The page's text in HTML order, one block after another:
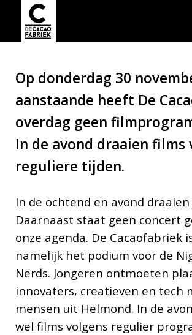
Op donderdag 30
aanstaande heeft De
overdag geen
In de avond draaien films
reguliere tijden.
In de ochtend en avond
Daarnaast staat geen concert
onze agenda. De Cacaofabriek
namelijk het podium voor de
Nerds. Jongeren ontmoeten
innovaters, creatieven en tech
mensen uit Helmond. In de
wel films volgens regulier